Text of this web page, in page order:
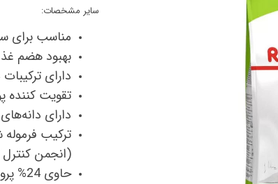
سایر مشخصات:
مناسب برای سگ‌های
بهبود هضم
دارای
تقویت کننده
دارای
(انجمن
حاوی 24% پروتئین، 1۶% چربی، ۴.۷% خاکستر، 1.۸% فیبر